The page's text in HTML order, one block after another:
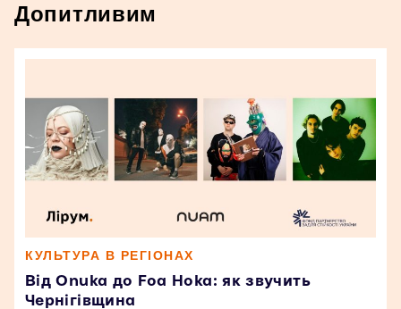
Допитливим
КУЛЬТУРА В РЕГІОНАХ
Від Onuka до Foa Hoka: як звучить
Чернігівщина